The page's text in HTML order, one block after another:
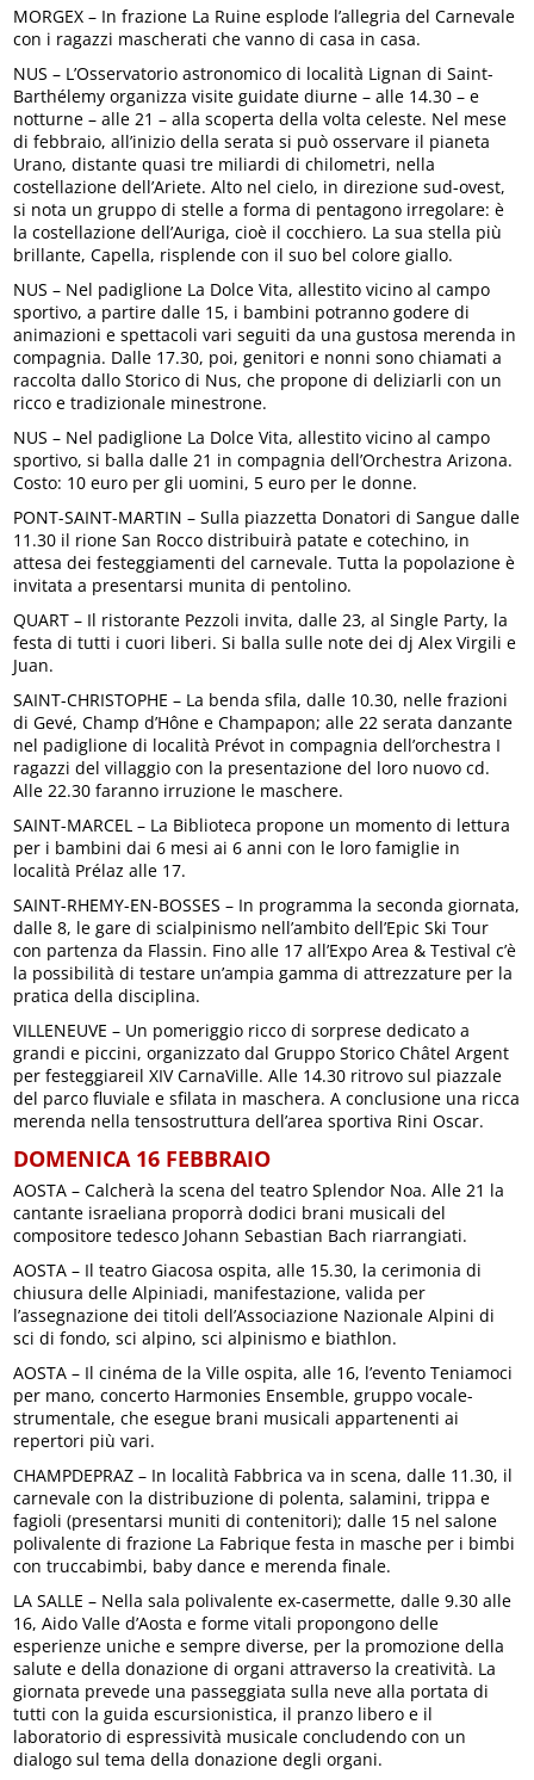
MORGEX – In frazione La Ruine esplode l’allegria del Carnevale
con i ragazzi mascherati che vanno di casa in casa.
NUS – L’Osservatorio astronomico di località Lignan di Saint-
Barthélemy organizza visite guidate diurne – alle 14.30 – e
notturne – alle 21 – alla scoperta della volta celeste. Nel mese
di febbraio, all’inizio della serata si può osservare il pianeta
Urano, distante quasi tre miliardi di chilometri, nella
costellazione dell’Ariete. Alto nel cielo, in direzione sud-ovest,
si nota un gruppo di stelle a forma di pentagono irregolare: è
la costellazione dell’Auriga, cioè il cocchiero. La sua stella più
brillante, Capella, risplende con il suo bel colore giallo.
NUS – Nel padiglione La Dolce Vita, allestito vicino al campo
sportivo, a partire dalle 15, i bambini potranno godere di
animazioni e spettacoli vari seguiti da una gustosa merenda in
compagnia. Dalle 17.30, poi, genitori e nonni sono chiamati a
raccolta dallo Storico di Nus, che propone di deliziarli con un
ricco e tradizionale minestrone.
NUS – Nel padiglione La Dolce Vita, allestito vicino al campo
sportivo, si balla dalle 21 in compagnia dell’Orchestra Arizona.
Costo: 10 euro per gli uomini, 5 euro per le donne.
PONT-SAINT-MARTIN – Sulla piazzetta Donatori di Sangue dalle
11.30 il rione San Rocco distribuirà patate e cotechino, in
attesa dei festeggiamenti del carnevale. Tutta la popolazione è
invitata a presentarsi munita di pentolino.
QUART – Il ristorante Pezzoli invita, dalle 23, al Single Party, la
festa di tutti i cuori liberi. Si balla sulle note dei dj Alex Virgili e
Juan.
SAINT-CHRISTOPHE – La benda sfila, dalle 10.30, nelle frazioni
di Gevé, Champ d’Hône e Champapon; alle 22 serata danzante
nel padiglione di località Prévot in compagnia dell’orchestra I
ragazzi del villaggio con la presentazione del loro nuovo cd.
Alle 22.30 faranno irruzione le maschere.
SAINT-MARCEL – La Biblioteca propone un momento di lettura
per i bambini dai 6 mesi ai 6 anni con le loro famiglie in
località Prélaz alle 17.
SAINT-RHEMY-EN-BOSSES – In programma la seconda giornata,
dalle 8, le gare di scialpinismo nell’ambito dell’Epic Ski Tour
con partenza da Flassin. Fino alle 17 all’Expo Area & Testival c’è
la possibilità di testare un’ampia gamma di attrezzature per la
pratica della disciplina.
VILLENEUVE – Un pomeriggio ricco di sorprese dedicato a
grandi e piccini, organizzato dal Gruppo Storico Châtel Argent
per festeggiareil XIV CarnaVille. Alle 14.30 ritrovo sul piazzale
del parco fluviale e sfilata in maschera. A conclusione una ricca
merenda nella tensostruttura dell’area sportiva Rini Oscar.
DOMENICA 16 FEBBRAIO
AOSTA – Calcherà la scena del teatro Splendor Noa. Alle 21 la
cantante israeliana proporrà dodici brani musicali del
compositore tedesco Johann Sebastian Bach riarrangiati.
AOSTA – Il teatro Giacosa ospita, alle 15.30, la cerimonia di
chiusura delle Alpiniadi, manifestazione, valida per
l’assegnazione dei titoli dell’Associazione Nazionale Alpini di
sci di fondo, sci alpino, sci alpinismo e biathlon.
AOSTA – Il cinéma de la Ville ospita, alle 16, l’evento Teniamoci
per mano, concerto Harmonies Ensemble, gruppo vocale-
strumentale, che esegue brani musicali appartenenti ai
repertori più vari.
CHAMPDEPRAZ – In località Fabbrica va in scena, dalle 11.30, il
carnevale con la distribuzione di polenta, salamini, trippa e
fagioli (presentarsi muniti di contenitori); dalle 15 nel salone
polivalente di frazione La Fabrique festa in masche per i bimbi
con truccabimbi, baby dance e merenda finale.
LA SALLE – Nella sala polivalente ex-casermette, dalle 9.30 alle
16, Aido Valle d’Aosta e forme vitali propongono delle
esperienze uniche e sempre diverse, per la promozione della
salute e della donazione di organi attraverso la creatività. La
giornata prevede una passeggiata sulla neve alla portata di
tutti con la guida escursionistica, il pranzo libero e il
laboratorio di espressività musicale concludendo con un
dialogo sul tema della donazione degli organi.